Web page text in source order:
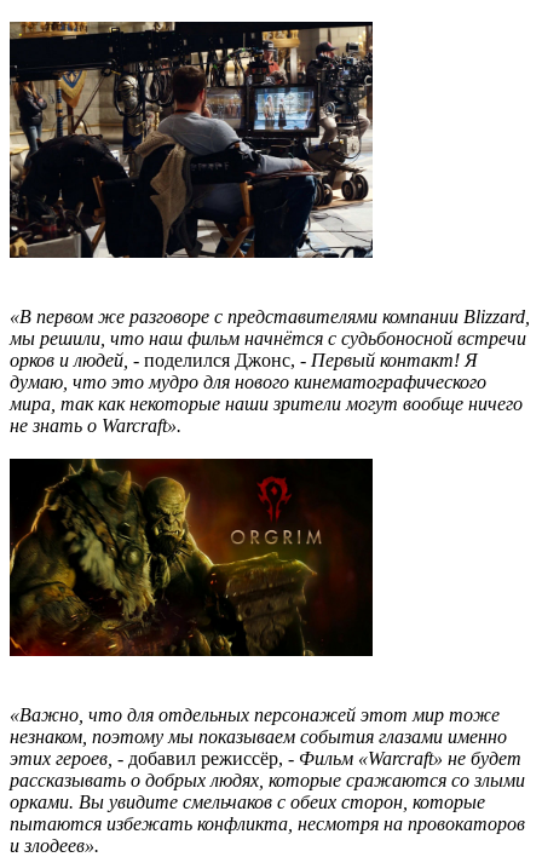
«В первом же разговоре с представителями компании Blizzard,
мы решили, что наш фильм начнётся с судьбоносной встречи
орков и людей, - поделился Джонс, - Первый контакт! Я
думаю, что это мудро для нового кинематографического
мира, так как некоторые наши зрители могут вообще ничего
не знать о Warcraft».
«Важно, что для отдельных персонажей этот мир тоже
незнаком, поэтому мы показываем события глазами именно
этих героев, - добавил режиссёр, - Фильм «Warcraft» не будет
рассказывать о добрых людях, которые сражаются со злыми
орками. Вы увидите смельчаков с обеих сторон, которые
пытаются избежать конфликта, несмотря на провокаторов
и злодеев».